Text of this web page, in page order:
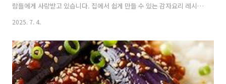
람들에게 사랑받고 있습니다. 집에서 쉽게 만들 수 있는 감자요리 레시피
5가지를 소개해드리겠습니다. 🥔 감자, 왜 우리 식탁의 필수 재료일까
입니다.탄수화물이 풍부하여 든든한 한 끼 식사로 손색이 없으며, 비타민
C와 칼륨도 풍부하게 함유되어 있습니다.특히 비타민 C는 열에 약한 영
양소로 알려져 있는데,감자의 비타민 C는 전분에 둘러싸여 있어 조리 과
정에서도 손실이 적다는 장점이 있습니다.또한, 감자는 특별한 맛이 강하
2025. 7. 4.